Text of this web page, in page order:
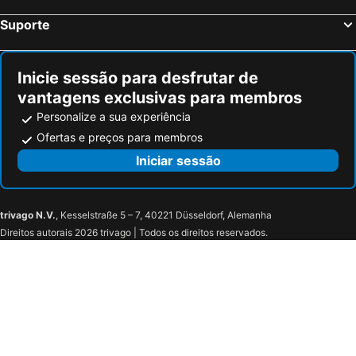
Suporte
Inicie sessão para desfrutar de
vantagens exclusivas para membros
Personalize a sua experiência
Ofertas e preços para membros
Iniciar sessão
trivago N.V., Kesselstraße 5 – 7, 40221 Düsseldorf, Alemanha
Direitos autorais 2026 trivago | Todos os direitos reservados.